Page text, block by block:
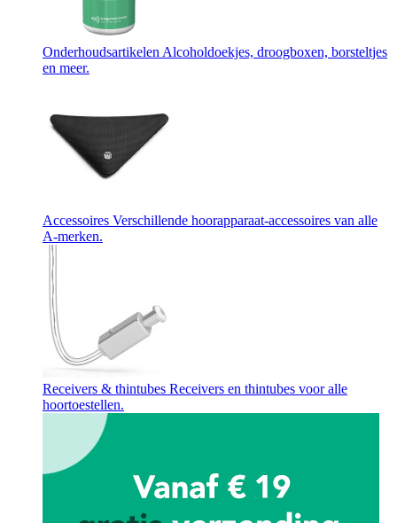
Onderhoudsartikelen Alcoholdoekjes, droogboxen, borsteltjes
en meer.
Accessoires Verschillende hoorapparaat-accessoires van alle
A-merken.
Receivers & thintubes Receivers en thintubes voor alle
hoortoestellen.